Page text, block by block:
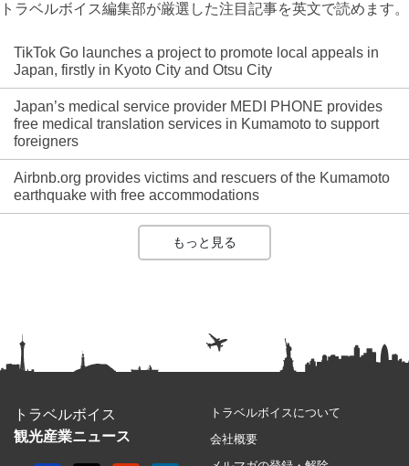
トラベルボイス編集部が厳選した注目記事を英文で読めます。
TikTok Go launches a project to promote local appeals in
Japan, firstly in Kyoto City and Otsu City
Japan’s medical service provider MEDI PHONE provides
free medical translation services in Kumamoto to support
foreigners
Airbnb.org provides victims and rescuers of the Kumamoto
earthquake with free accommodations
もっと見る
トラベルボイス
観光産業ニュース
トラベルボイスについて
会社概要